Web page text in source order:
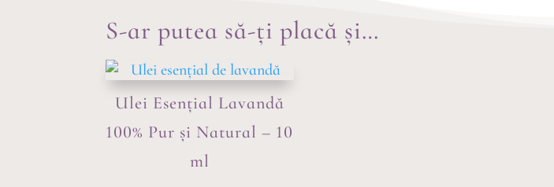
S-ar putea să-ți placă și…
Ulei Esențial Lavandă
100% Pur și Natural – 10
ml